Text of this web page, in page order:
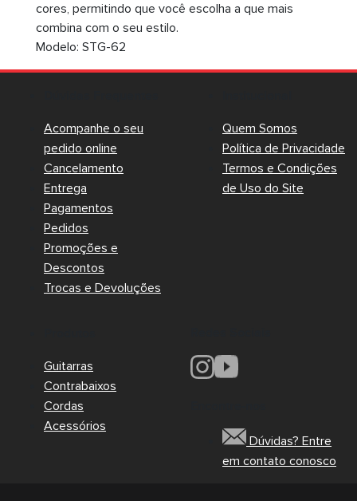
cores, permitindo que você escolha a que mais
combina com o seu estilo.
Modelo: STG-62
Acompanhe o seu
pedido online
Cancelamento
Entrega
Pagamentos
Pedidos
Promoções e
Descontos
Trocas e Devoluções
Quem Somos
Política de Privacidade
Termos e Condições
de Uso do Site
Guitarras
Contrabaixos
Cordas
Acessórios
Dúvidas? Entre
em contato conosco